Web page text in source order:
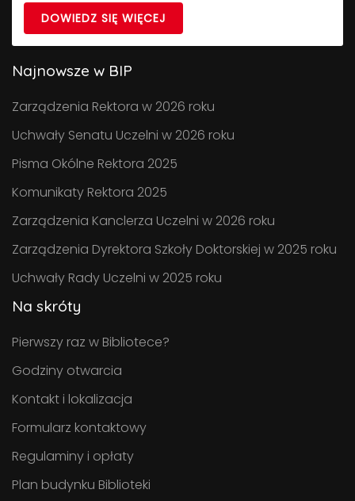
DOWIEDZ SIĘ WIĘCEJ
Najnowsze w BIP
Zarządzenia Rektora w 2026 roku
Uchwały Senatu Uczelni w 2026 roku
Pisma Okólne Rektora 2025
Komunikaty Rektora 2025
Zarządzenia Kanclerza Uczelni w 2026 roku
Zarządzenia Dyrektora Szkoły Doktorskiej w 2025 roku
Uchwały Rady Uczelni w 2025 roku
Na skróty
Pierwszy raz w Bibliotece?
Godziny otwarcia
Kontakt i lokalizacja
Formularz kontaktowy
Regulaminy i opłaty
Plan budynku Biblioteki